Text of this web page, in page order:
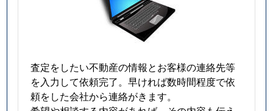
査定をしたい不動産の情報とお客様の連絡先等
を入力して依頼完了。早ければ数時間程度で依
頼をした会社から連絡がきます。